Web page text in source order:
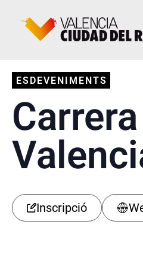
ESDEVENIMENTS
Inscripció